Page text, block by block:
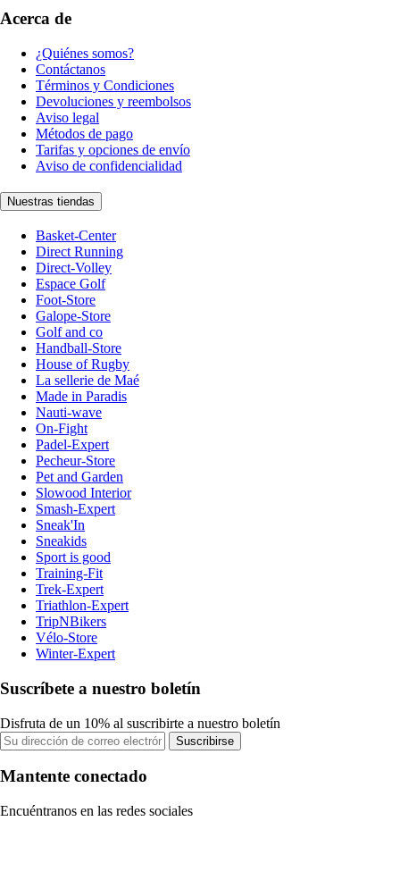
Acerca de
¿Quiénes somos?
Contáctanos
Términos y Condiciones
Devoluciones y reembolsos
Aviso legal
Métodos de pago
Tarifas y opciones de envío
Aviso de confidencialidad
Nuestras tiendas
Basket-Center
Direct Running
Direct-Volley
Espace Golf
Foot-Store
Galope-Store
Golf and co
Handball-Store
House of Rugby
La sellerie de Maé
Made in Paradis
Nauti-wave
On-Fight
Padel-Expert
Pecheur-Store
Pet and Garden
Slowood Interior
Smash-Expert
Sneak'In
Sneakids
Sport is good
Training-Fit
Trek-Expert
Triathlon-Expert
TripNBikers
Vélo-Store
Winter-Expert
Suscríbete a nuestro boletín
Disfruta de un 10% al suscribirte a nuestro boletín
Suscribirse
Mantente conectado
Encuéntranos en las redes sociales